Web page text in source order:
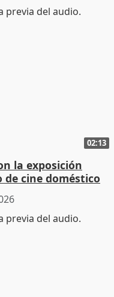
02:13
la exposición
de cine doméstico